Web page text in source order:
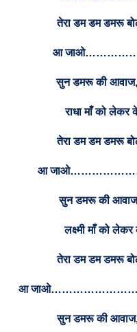
तेरा डम डम डमरू
आ
सुन डमरू की आवाज,
राधा माँ को लेकर
तेरा डम डम डमरू
आ
सुन डमरू की
लक्ष्मी माँ को
तेरा डम डम डमरू
आ
सुन डमरू की आवाज,